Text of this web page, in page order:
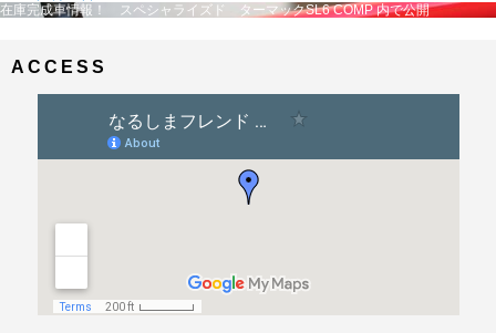
稿
ル
投
ゲ
在庫完成車情報！ スペシャライズド ターマックSL6 COMP 内で公開
ACCESS